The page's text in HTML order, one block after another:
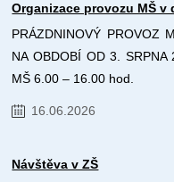
Organizace provozu MŠ
PRÁZDNINOVÝ PROVOZ
NA OBDOBÍ OD 3.
MŠ 6.00 – 16.00 hod.
16.06.2026
Návštěva v ZŠ